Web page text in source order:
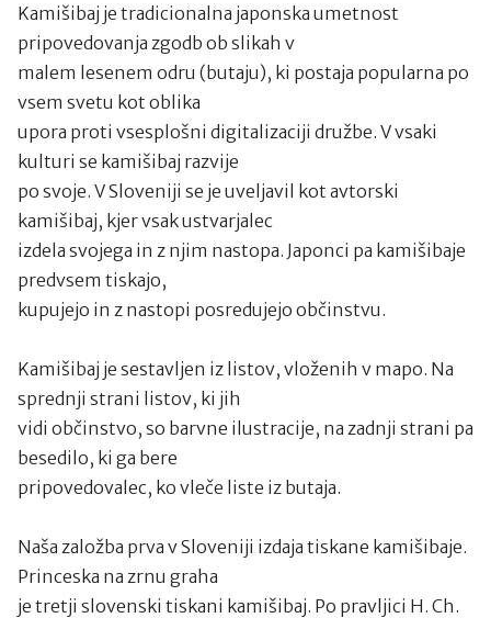
Kamišibaj je tradicionalna japonska umetnost
pripovedovanja zgodb ob slikah v
malem lesenem odru (butaju), ki postaja popularna po
vsem svetu kot oblika
upora proti vsesplošni digitalizaciji družbe. V vsaki
kulturi se kamišibaj razvije
po svoje. V Sloveniji se je uveljavil kot avtorski
kamišibaj, kjer vsak ustvarjalec
izdela svojega in z njim nastopa. Japonci pa kamišibaje
predvsem tiskajo,
kupujejo in z nastopi posredujejo občinstvu.
Kamišibaj je sestavljen iz listov, vloženih v mapo. Na
sprednji strani listov, ki jih
vidi občinstvo, so barvne ilustracije, na zadnji strani pa
besedilo, ki ga bere
pripovedovalec, ko vleče liste iz butaja.
Naša založba prva v Sloveniji izdaja tiskane kamišibaje.
Princeska na zrnu graha
je tretji slovenski tiskani kamišibaj. Po pravljici H. Ch.